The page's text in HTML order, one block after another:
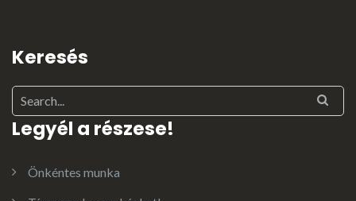
Keresés
Legyél a részese!
Önkéntes munka